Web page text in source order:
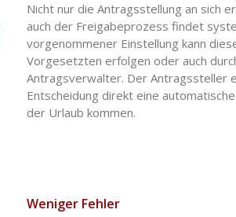
Nicht nur die Antragsstellung an sich
auch der Freigabeprozess findet
vorgenommener Einstellung kann
Vorgesetzten erfolgen oder auch
Antragsverwalter. Der Antragssteller
Entscheidung direkt eine
der Urlaub kommen.
Weniger Fehler